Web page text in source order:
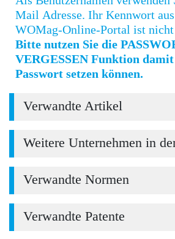
Mail Adresse. Ihr Kennwort
WOMag-Online-Portal ist
Bitte nutzen Sie die
VERGESSEN Funktion damit
Passwort setzen können.
Verwandte Artikel
Weitere Unternehmen in
Verwandte Normen
Verwandte Patente